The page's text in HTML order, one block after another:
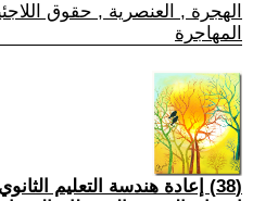
الهجرة , العنصرية , حقوق
المهاجرة
(38) إعادة هندسة التعليم